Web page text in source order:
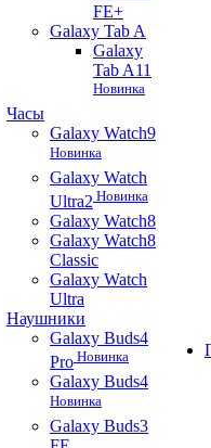
FE+
Galaxy Tab A
Galaxy
Tab A11
Новинка
Часы
Galaxy Watch9
Новинка
Galaxy Watch
Ultra2 Новинка
Galaxy Watch8
Galaxy Watch8
Classic
Galaxy Watch
Ultra
Наушники
Galaxy Buds4
Pro Новинка
Galaxy Buds4
Новинка
Galaxy Buds3